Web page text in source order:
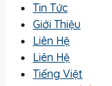
Tin Tức
Giới Thiệu
Liên Hệ
Liên Hệ
Tiếng Việt